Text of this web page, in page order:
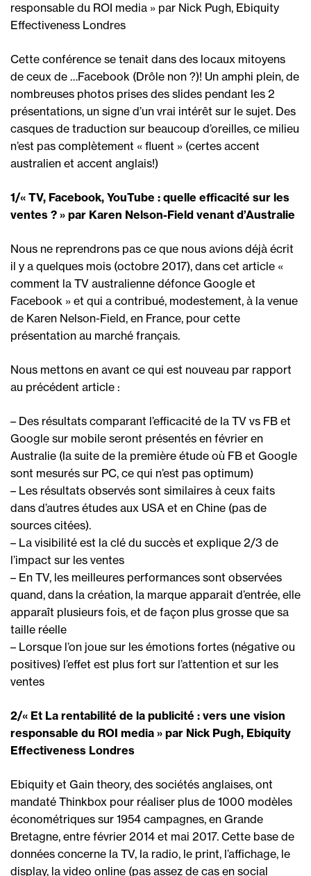
responsable du ROI media » par Nick Pugh, Ebiquity
Effectiveness Londres
Cette conférence se tenait dans des locaux mitoyens
de ceux de …Facebook (Drôle non ?)! Un amphi plein, de
nombreuses photos prises des slides pendant les 2
présentations, un signe d’un vrai intérêt sur le sujet. Des
casques de traduction sur beaucoup d’oreilles, ce milieu
n’est pas complètement « fluent » (certes accent
australien et accent anglais!)
1/« TV, Facebook, YouTube : quelle efficacité sur les
ventes ? » par Karen Nelson-Field venant d’Australie
Nous ne reprendrons pas ce que nous avions déjà écrit
il y a quelques mois (octobre 2017), dans cet article «
comment la TV australienne défonce Google et
Facebook » et qui a contribué, modestement, à la venue
de Karen Nelson-Field, en France, pour cette
présentation au marché français.
Nous mettons en avant ce qui est nouveau par rapport
au précédent article :
– Des résultats comparant l’efficacité de la TV vs FB et
Google sur mobile seront présentés en février en
Australie (la suite de la première étude où FB et Google
sont mesurés sur PC, ce qui n’est pas optimum)
– Les résultats observés sont similaires à ceux faits
dans d’autres études aux USA et en Chine (pas de
sources citées).
– La visibilité est la clé du succès et explique 2/3 de
l’impact sur les ventes
– En TV, les meilleures performances sont observées
quand, dans la création, la marque apparait d’entrée, elle
apparaît plusieurs fois, et de façon plus grosse que sa
taille réelle
– Lorsque l’on joue sur les émotions fortes (négative ou
positives) l’effet est plus fort sur l’attention et sur les
ventes
2/« Et La rentabilité de la publicité : vers une vision
responsable du ROI media » par Nick Pugh, Ebiquity
Effectiveness Londres
Ebiquity et Gain theory, des sociétés anglaises, ont
mandaté Thinkbox pour réaliser plus de 1000 modèles
économétriques sur 1954 campagnes, en Grande
Bretagne, entre février 2014 et mai 2017. Cette base de
données concerne la TV, la radio, le print, l’affichage, le
display, la video online (pas assez de cas en social